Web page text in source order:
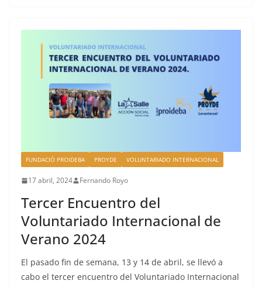
FUNDACIÓ PROIDEBA PROYDE VOLUNTARIADO INTERNACIONAL
17 abril, 2024 Fernando Royo
Tercer Encuentro del
Voluntariado Internacional de
Verano 2024
El pasado fin de semana, 13 y 14 de abril, se llevó a
cabo el tercer encuentro del Voluntariado Internacional